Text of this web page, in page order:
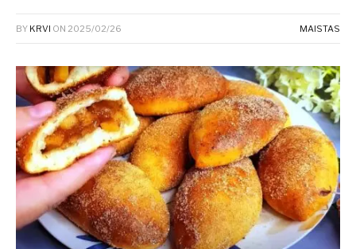
BY KRVI ON 2025/02/26 MAISTAS